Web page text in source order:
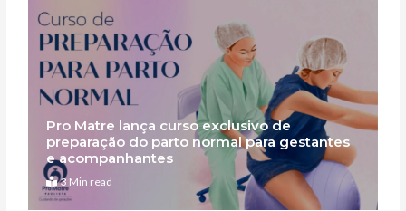
Pro Matre lança curso exclusivo de
preparação do parto normal para gestantes
e acompanhantes
3 Min read